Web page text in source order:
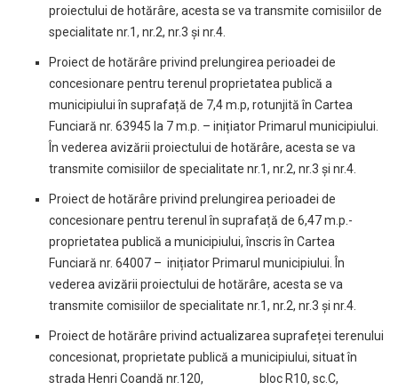
proiectului de hotărâre, acesta se va transmite comisiilor de
specialitate nr.1, nr.2, nr.3 și nr.4.
Proiect de hotărâre privind prelungirea perioadei de
concesionare pentru terenul proprietatea publică a
municipiului în suprafață de 7,4 m.p, rotunjită în Cartea
Funciară nr. 63945 la 7 m.p. – inițiator Primarul municipiului.
În vederea avizării proiectului de hotărâre, acesta se va
transmite comisiilor de specialitate nr.1, nr.2, nr.3 și nr.4.
Proiect de hotărâre privind prelungirea perioadei de
concesionare pentru terenul în suprafață de 6,47 m.p.-
proprietatea publică a municipiului, înscris în Cartea
Funciară nr. 64007 – inițiator Primarul municipiului. În
vederea avizării proiectului de hotărâre, acesta se va
transmite comisiilor de specialitate nr.1, nr.2, nr.3 și nr.4.
Proiect de hotărâre privind actualizarea suprafeței terenului
concesionat, proprietate publică a municipiului, situat în
strada Henri Coandă nr.120, bloc R10, sc.C,